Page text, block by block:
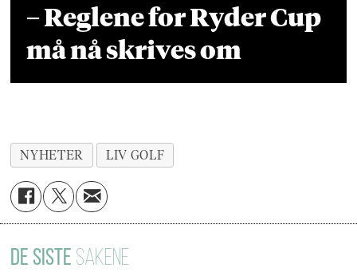
– Reglene for Ryder Cup
må nå skrives om
NYHETER LIV GOLF
DE SISTE SAKENE